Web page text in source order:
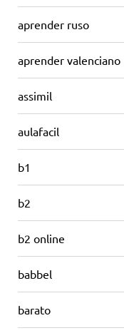
aprender ruso
aprender valenciano
assimil
aulafacil
b1
b2
b2 online
babbel
barato